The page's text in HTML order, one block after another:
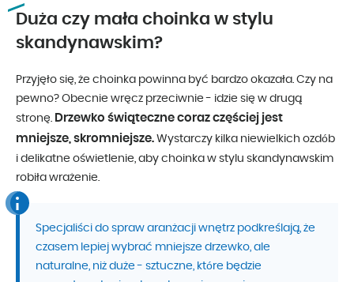
Duża czy mała choinka w stylu
skandynawskim?
Przyjęło się, że choinka powinna być bardzo okazała. Czy na
pewno? Obecnie wręcz przeciwnie - idzie się w drugą
stronę. Drzewko świąteczne coraz częściej jest
mniejsze, skromniejsze. Wystarczy kilka niewielkich ozdób
i delikatne oświetlenie, aby choinka w stylu skandynawskim
robiła wrażenie.
Specjaliści do spraw aranżacji wnętrz podkreślają, że
czasem lepiej wybrać mniejsze drzewko, ale
naturalne, niż duże - sztuczne, które będzie